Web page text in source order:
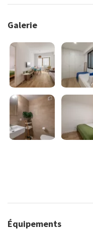
Galerie
Équipements